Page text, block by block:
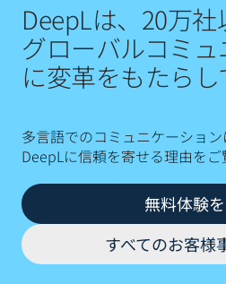
DeepLは、20万
グローバルコミ
に変革をもたらし
多言語でのコミュニケーショ
DeepLに信頼を寄せる理由をご
無料体験
すべてのお客様